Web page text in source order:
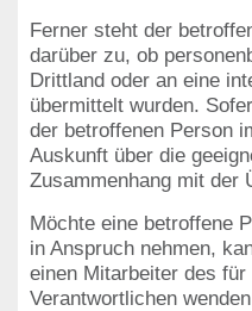
Ferner steht der
darüber zu, ob
Drittland oder an eine
übermittelt wurden.
der betroffenen Person
Auskunft über die
Zusammenhang mit der
Möchte eine betroffene
in Anspruch nehmen,
einen Mitarbeiter des für
Verantwortlichen